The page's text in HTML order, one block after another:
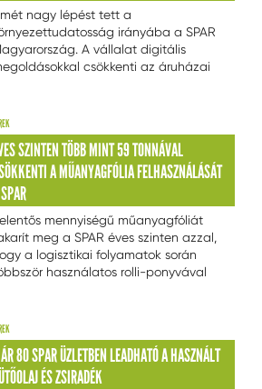
nagy lépést tett a
irányába a SPAR
A vállalat digitális
csökkenti az áruházai
14 tonna papírt takarít meg már
ban.
SZINTEN TÖBB MINT 59 TONNÁVAL
A MŰANYAGFÓLIA FELHASZNÁLÁSÁT
mennyiségű műanyagfóliát
meg a SPAR éves szinten azzal,
a logisztikai folyamatok során
használatos rolli-ponyvával
80 SPAR ÜZLETBEN LEADHATÓ A HASZNÁLT
ÉS ZSIRADÉK